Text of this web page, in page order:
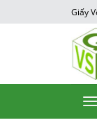
đến
Giấy